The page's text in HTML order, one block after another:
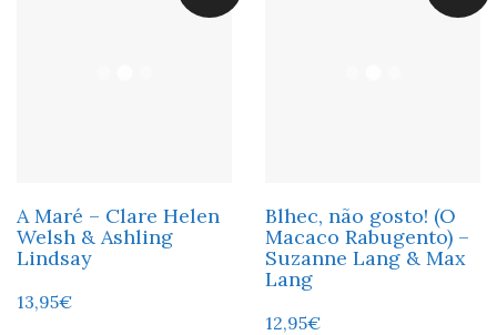
A Maré – Clare Helen
Welsh & Ashling
Lindsay
13,95€
Blhec, não gosto! (O
Macaco Rabugento) –
Suzanne Lang & Max
Lang
12,95€